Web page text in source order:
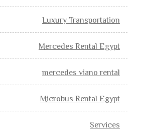
Luxury Transportation
Mercedes Rental Egypt
mercedes viano rental
Microbus Rental Egypt
Services